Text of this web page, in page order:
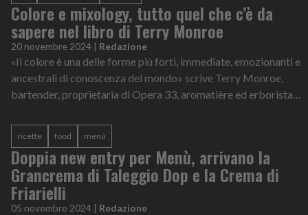
Colore e mixology, tutto quel che c’è da
sapere nel libro di Terry Monroe
20 novembre 2024 | Redazione
«Il colore è una delle forme più forti, immediate, emozionanti e
ancestrali di conoscenza del mondo» scrive Terry Monroe,
bartender, proprietaria di Opera 33, aromatière ed erborista
ricette food menù
Doppia new entry per Menù, arrivano la
Grancrema di Taleggio Dop e la Crema di
Friarielli
05 novembre 2024 | Redazione